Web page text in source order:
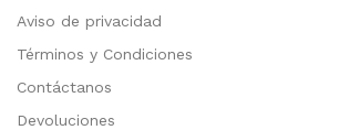
Aviso de privacidad
Términos y Condiciones
Contáctanos
Devoluciones